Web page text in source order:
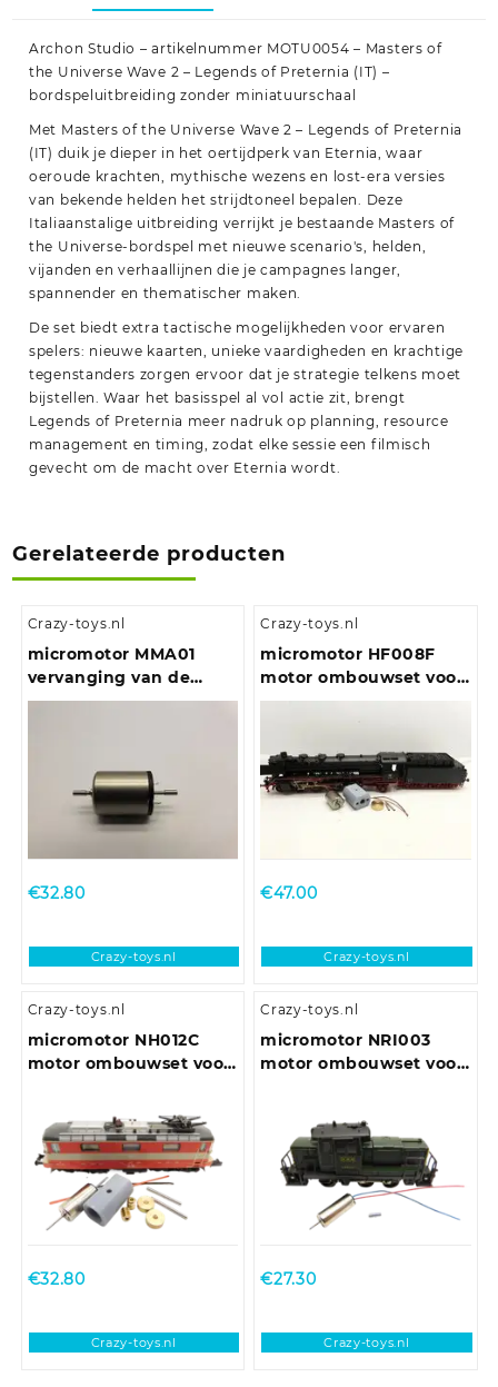
Archon Studio – artikelnummer MOTU0054 – Masters of
the Universe Wave 2 – Legends of Preternia (IT) –
bordspeluitbreiding zonder miniatuurschaal
Met Masters of the Universe Wave 2 – Legends of Preternia
(IT) duik je dieper in het oertijdperk van Eternia, waar
oeroude krachten, mythische wezens en lost-era versies
van bekende helden het strijdtoneel bepalen. Deze
Italiaanstalige uitbreiding verrijkt je bestaande Masters of
the Universe-bordspel met nieuwe scenario's, helden,
vijanden en verhaallijnen die je campagnes langer,
spannender en thematischer maken.
De set biedt extra tactische mogelijkheden voor ervaren
spelers: nieuwe kaarten, unieke vaardigheden en krachtige
tegenstanders zorgen ervoor dat je strategie telkens moet
bijstellen. Waar het basisspel al vol actie zit, brengt
Legends of Preternia meer nadruk op planning, resource
management en timing, zodat elke sessie een filmisch
gevecht om de macht over Eternia wordt.
Gerelateerde producten
Crazy-toys.nl
micromotor MMA01
vervanging van de
ronde Mashima 1620
€32.80
Crazy-toys.nl
Crazy-toys.nl
micromotor HF008F
motor ombouwset voor
Fleischmann BR 03, BR
BR 119
€47.00
Crazy-toys.nl
Crazy-toys.nl
micromotor NH012C
motor ombouwset voor
€32.80
Crazy-toys.nl
Crazy-toys.nl
micromotor NRI003
motor ombouwset voor
€27.30
Crazy-toys.nl